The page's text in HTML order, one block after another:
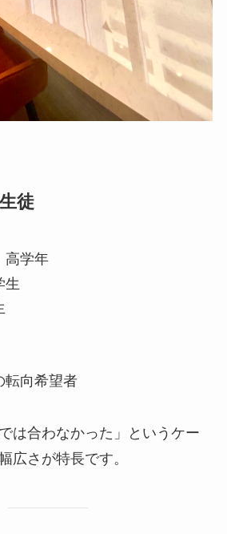
徒
高学年
生
転向希望者
は合わなかった」というケー
広さが特長です。